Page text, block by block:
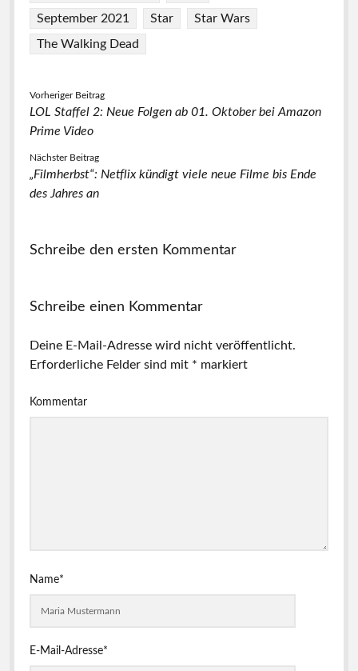
September 2021
Star
Star Wars
The Walking Dead
Vorheriger Beitrag
LOL Staffel 2: Neue Folgen ab 01. Oktober bei Amazon
Prime Video
Nächster Beitrag
„Filmherbst“: Netflix kündigt viele neue Filme bis Ende
des Jahres an
Schreibe den ersten Kommentar
Schreibe einen Kommentar
Deine E-Mail-Adresse wird nicht veröffentlicht.
Erforderliche Felder sind mit * markiert
Kommentar
Name*
E-Mail-Adresse*